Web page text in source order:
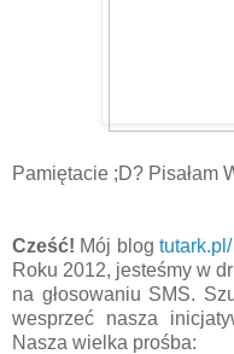
Pamiętacie ;D? Pisałam
Cześć! Mój blogtutark.pl/
Roku 2012, jesteśmy w
na głosowaniu SMS.
wesprzeć nasza
Nasza wielka prośba: